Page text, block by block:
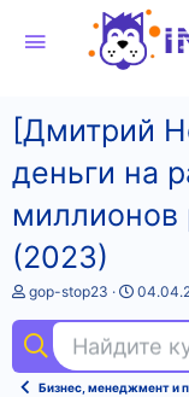
[Дмитрий
деньги на
миллионов
(2023)
А
т
о
т
gop-stop23
Д
а
н
а
Бизнес, менеджмент и